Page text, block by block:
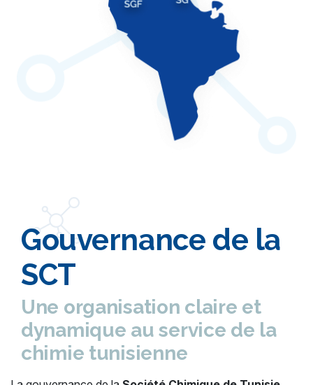
Gouvernance de la
SCT
Une organisation claire et
dynamique au service de la
chimie tunisienne